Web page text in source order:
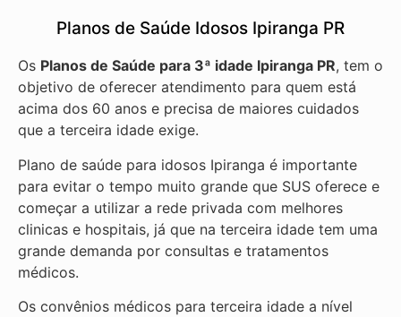
Planos de Saúde Idosos Ipiranga PR
Os Planos de Saúde para 3ª idade Ipiranga PR, tem o
objetivo de oferecer atendimento para quem está
acima dos 60 anos e precisa de maiores cuidados
que a terceira idade exige.
Plano de saúde para idosos Ipiranga é importante
para evitar o tempo muito grande que SUS oferece e
começar a utilizar a rede privada com melhores
clinicas e hospitais, já que na terceira idade tem uma
grande demanda por consultas e tratamentos
médicos.
Os convênios médicos para terceira idade a nível